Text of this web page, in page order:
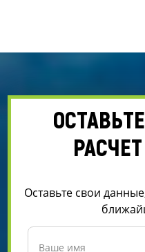
РАСЧЕТ
Оставьте свои